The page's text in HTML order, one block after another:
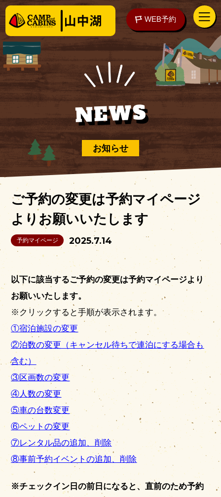
WEB予約
泊まる
楽しむ
ご予約の前に
アクセス WEB予約
営業時間|お知らせ
お知らせ
NEWS
ご予約の変更は予約マイページ
よりお願いいたします
予約マイページ 2025.7.14
以下に該当するご予約の変更は予約マイページより
お願いいたします。
※クリックすると手順が表示されます。
①宿泊施設の変更
②泊数の変更（キャンセル待ちで連泊にする場合も
含む）
③区画数の変更
④人数の変更
⑤車の台数変更
⑥ペットの変更
⑦レンタル品の追加、削除
⑧事前予約イベントの追加、削除
※チェックイン日の前日になると、直前のため予約